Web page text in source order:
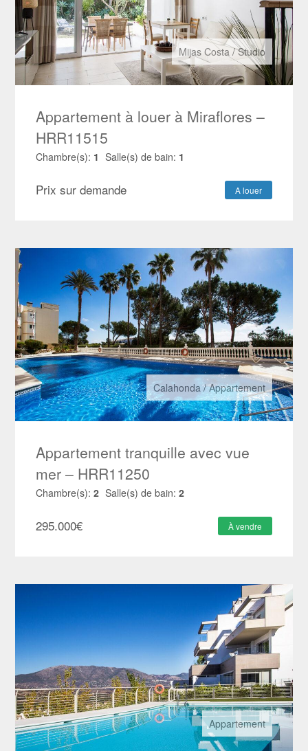
Mijas Costa/Studio
Appartement à louer à Miraflores –
HRR11515
Chambre(s): 1 Salle(s) de bain: 1
Prix sur demande A louer
Calahonda/Appartement
Appartement tranquille avec vue
mer – HRR11250
Chambre(s): 2 Salle(s) de bain: 2
295.000€ À vendre
Appartement